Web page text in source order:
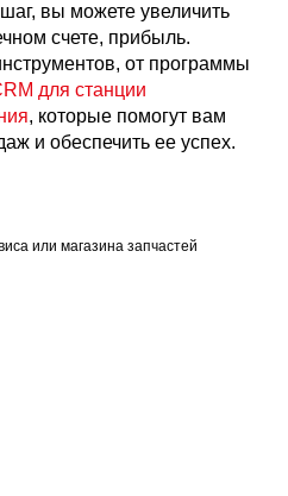
вы можете увеличить
счете, прибыль.
от программы
для станции
, которые помогут вам
и обеспечить ее успех.
или магазина запчастей